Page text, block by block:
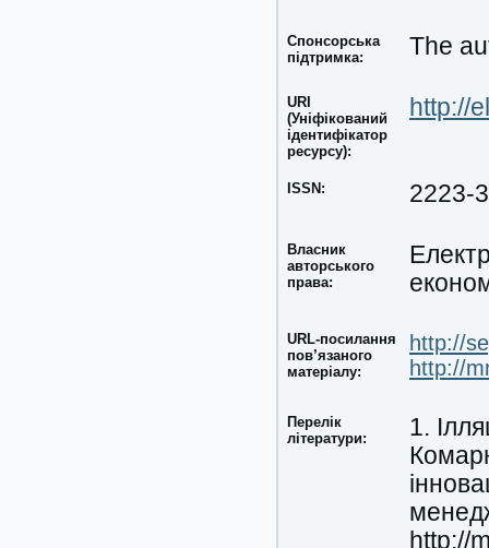
Спонсорська
підтримка:
The
URI
(Уніфікований
ідентифікатор
ресурсу):
http://
ISSN: 2223-
Власник
авторського
права:
URL-посилання
пов’язаного
матеріалу:
http://
http://
Перелік
літератури:
1.
http://